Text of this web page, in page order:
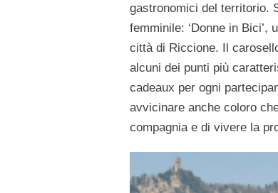
gastronomici del territorio.
femminile: ‘Donne in Bici’,
città di Riccione. Il
alcuni dei punti più
cadeaux per ogni
avvicinare anche coloro
compagnia e di vivere la